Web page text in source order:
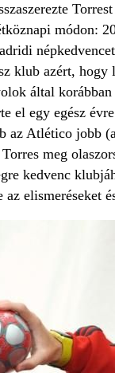
módon:
klub azért, hogy
által
el egy egész
az Atlético jobb
meg
kedvenc
az elismeréseket